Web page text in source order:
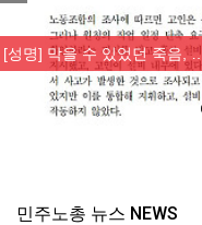
[성명] 막을 수 있었던 죽음, …
주노총 뉴스 NEWS